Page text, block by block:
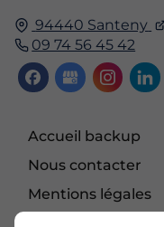
94440 Santeny
09 74 56 45 42
Accueil backup
Nous contacter
Mentions légales